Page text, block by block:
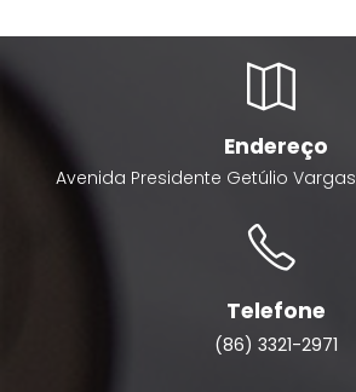
Endereço
Avenida Presidente Getúlio Vargas
Telefone
(86) 3321-2971